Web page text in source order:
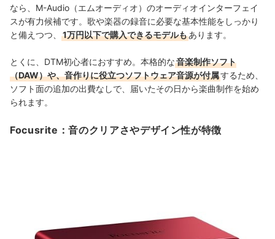
なら、M-Audio（エムオーディオ）のオーディオインターフェイ
スが有力候補です。歌や楽器の録音に必要な基本性能をしっかり
と備えつつ、
1万円以下で購入できるモデルもあります。
とくに、DTM初心者におすすめ。本格的な音楽制作ソフト
（DAW）や、音作りに役立つソフトウェア音源が付属するため、
ソフト面の追加の出費なしで、届いたその日から楽曲制作を始め
られます。
Focusrite：音のクリアさやデザイン性が特徴